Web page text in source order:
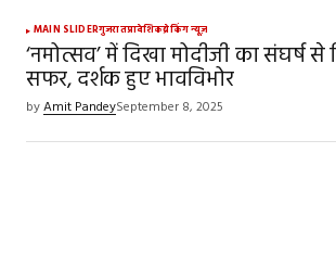
MAIN SLIDERगुजरातप्रादेशिकब्रेकिंग न्यूज़
‘नमोत्सव’ में दिखा मोदीजी का संघर्ष
सफर, दर्शक हुए भावविभोर
byAmit PandeySeptember 8, 2025